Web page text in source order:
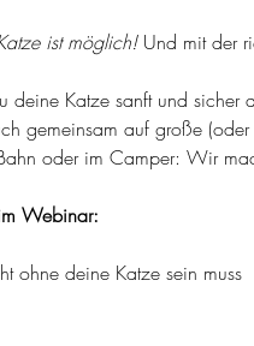
ist möglich! Und mit der
Katze sanft und sicher
gemeinsam auf große
oder im Camper: Wir
Webinar:
ohne deine Katze sein muss